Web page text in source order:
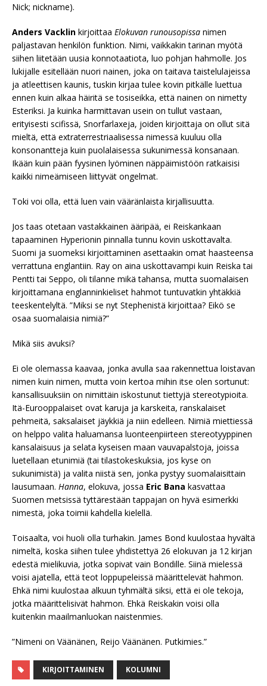
Nick; nickname).
Anders Vacklin kirjoittaa Elokuvan runousopissa nimen
paljastavan henkilön funktion. Nimi, vaikkakin tarinan myötä
siihen liitetään uusia konnotaatiota, luo pohjan hahmolle. Jos
lukijalle esitellään nuori nainen, joka on taitava taistelulajeissa
ja atleettisen kaunis, tuskin kirjaa tulee kovin pitkälle luettua
ennen kuin alkaa häiritä se tosiseikka, että nainen on nimetty
Esteriksi. Ja kuinka harmittavan usein on tullut vastaan,
erityisesti scifissä, Snorfarlaxeja, joiden kirjoittaja on ollut sitä
mieltä, että extraterrestriaalisessa nimessä kuuluu olla
konsonantteja kuin puolalaisessa sukunimessä konsanaan.
Ikään kuin pään fyysinen lyöminen näppäimistöön ratkaisisi
kaikki nimeämiseen liittyvät ongelmat.
Toki voi olla, että luen vain vääränlaista kirjallisuutta.
Jos taas otetaan vastakkainen ääripää, ei Reiskankaan
tapaaminen Hyperionin pinnalla tunnu kovin uskottavalta.
Suomi ja suomeksi kirjoittaminen asettaakin omat haasteensa
verrattuna englantiin. Ray on aina uskottavampi kuin Reiska tai
Pentti tai Seppo, oli tilanne mikä tahansa, mutta suomalaisen
kirjoittamana englanninkieliset hahmot tuntuvatkin yhtäkkiä
teeskentelyltä. ”Miksi se nyt Stephenistä kirjoittaa? Eikö se
osaa suomalaisia nimiä?”
Mikä siis avuksi?
Ei ole olemassa kaavaa, jonka avulla saa rakennettua loistavan
nimen kuin nimen, mutta voin kertoa mihin itse olen sortunut:
kansallisuuksiin on nimittäin iskostunut tiettyjä stereotypioita.
Itä-Eurooppalaiset ovat karuja ja karskeita, ranskalaiset
pehmeitä, saksalaiset jäykkiä ja niin edelleen. Nimiä miettiessä
on helppo valita haluamansa luonteenpiirteen stereotyyppinen
kansalaisuus ja selata kyseisen maan vauvapalstoja, joissa
luetellaan etunimiä (tai tilastokeskuksia, jos kyse on
sukunimistä) ja valita niistä sen, jonka pystyy suomalaisittain
lausumaan. Hanna, elokuva, jossa Eric Bana kasvattaa
Suomen metsissä tyttärestään tappajan on hyvä esimerkki
nimestä, joka toimii kahdella kielellä.
Toisaalta, voi huoli olla turhakin. James Bond kuulostaa hyvältä
nimeltä, koska siihen tulee yhdistettyä 26 elokuvan ja 12 kirjan
edestä mielikuvia, jotka sopivat vain Bondille. Siinä mielessä
voisi ajatella, että teot loppupeleissä määrittelevät hahmon.
Ehkä nimi kuulostaa alkuun tyhmältä siksi, että ei ole tekoja,
jotka määrittelisivät hahmon. Ehkä Reiskakin voisi olla
kuitenkin maailmanluokan naistenmies.
”Nimeni on Väänänen, Reijo Väänänen. Putkimies.”
KIRJOITTAMINEN KOLUMNI